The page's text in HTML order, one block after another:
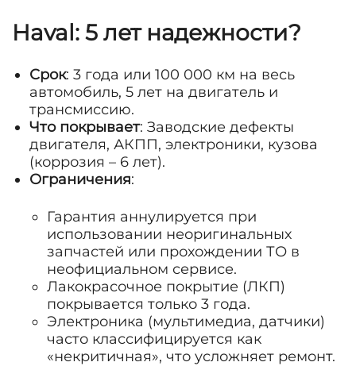
Haval: 5 лет надежности?
Срок: 3 года или 100 000 км на весь
автомобиль, 5 лет на двигатель и
трансмиссию.
Что покрывает: Заводские дефекты
двигателя, АКПП, электроники, кузова
(коррозия – 6 лет).
Ограничения:
Гарантия аннулируется при
использовании неоригинальных
запчастей или прохождении ТО в
неофициальном сервисе.
Лакокрасочное покрытие (ЛКП)
покрывается только 3 года.
Электроника (мультимедиа, датчики)
часто классифицируется как
«некритичная», что усложняет ремонт.